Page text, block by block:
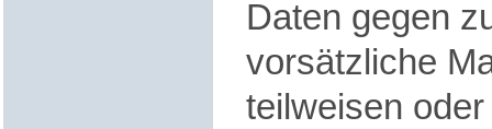
Daten gegen
vorsätzliche
teilweisen